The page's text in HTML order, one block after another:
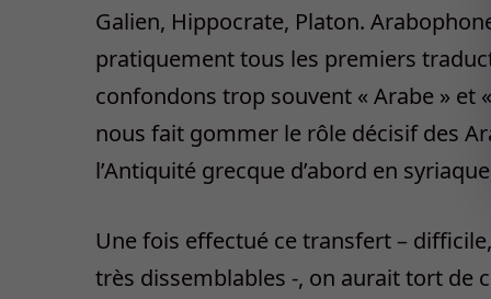
Galien, Hippocrate, Platon.
pratiquement tous les premiers
confondons trop souvent « Arabe » et
nous fait gommer le rôle décisif des
l’Antiquité grecque d’abord en
Une fois effectué ce transfert –
très dissemblables -, on aurait tort de